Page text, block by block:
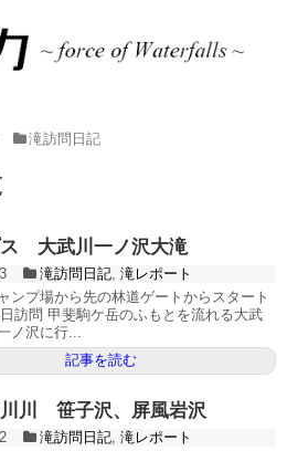
滝訪問日記
大武川一ノ沢大滝
滝訪問日記, 滝レポート
ンプ場から先の林道ゲートからスタート
訪問 甲斐駒ケ岳のふもとを流れる大武
ノ沢に行...
記事を読む
川 笹子沢、屏風岩沢
滝訪問日記, 滝レポート